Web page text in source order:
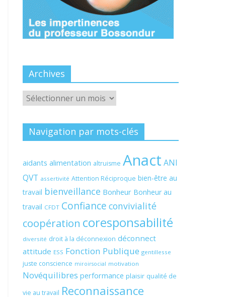
Archives
Archives
Navigation par mots-clés
aidants alimentation altruisme Anact ANI
QVT assertivité Attention Réciproque bien-être au
travail bienveillance Bonheur Bonheur au
travail CFDT Confiance convivialité
coopération coresponsabilité
diversité droit à la déconnexion déconnect
attitude ESS Fonction Publique gentillesse
juste conscience miroirsocial motivation
Novéquilibres performance plaisir qualité de
vie au travail Reconnaissance